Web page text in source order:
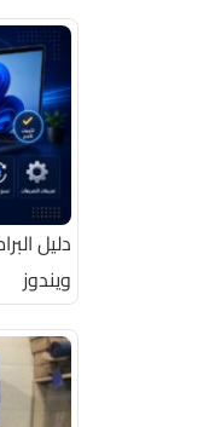
دليل
ويندوز